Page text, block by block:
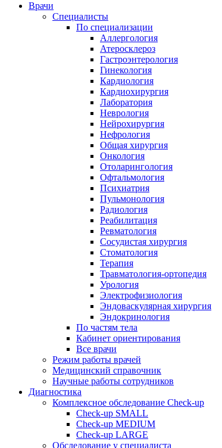
Врачи
Специалисты
По специализации
Аллергология
Атеросклероз
Гастроэнтерология
Гинекология
Кардиология
Кардиохирургия
Лаборатория
Неврология
Нейрохирургия
Нефрология
Общая хирургия
Онкология
Отоларингология
Офтальмология
Психиатрия
Пульмонология
Радиология
Реабилитация
Ревматология
Сосудистая хирургия
Стоматология
Терапия
Травматология-ортопедия
Урология
Электрофизиология
Эндоваскулярная хирургия
Эндокринология
По частям тела
Кабинет ориентирования
Все врачи
Режим работы врачей
Медицинский справочник
Научные работы сотрудников
Диагностика
Комплексное обследование Check-up
Check-up SMALL
Check-up MEDIUM
Check-up LARGE
Обследование у специалиста